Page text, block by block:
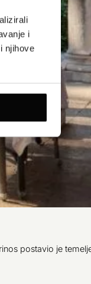
i
njihove
postavio je